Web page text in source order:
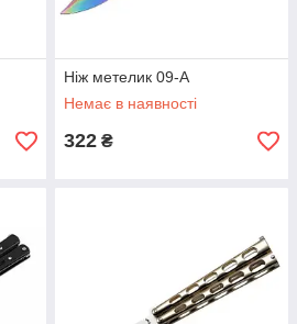
Ніж метелик 09-A
Немає в наявності
322 ₴